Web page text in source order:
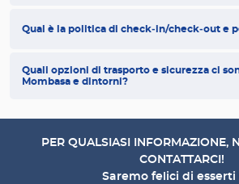
Qual è la politica di check‑in/check‑out e
Quali opzioni di trasporto e sicurezza ci
Mombasa e dintorni?
PER QUALSIASI INFORMAZIONE,
CONTATTARCI!
Saremo felici di